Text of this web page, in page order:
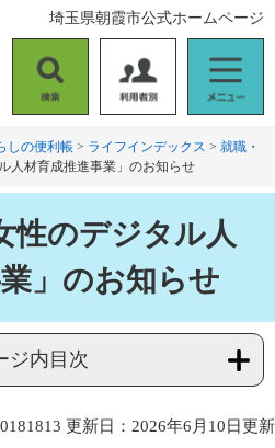
索
用
者
別
ニ
ュ
ー
埼玉県朝霞市公式ホームページ
しの便利帳 > ライフインデックス > 就職・
人材育成推進事業」のお知らせ
性のデジタル人
」のお知らせ
ジ内目次
更新日：2026年6月10日更新